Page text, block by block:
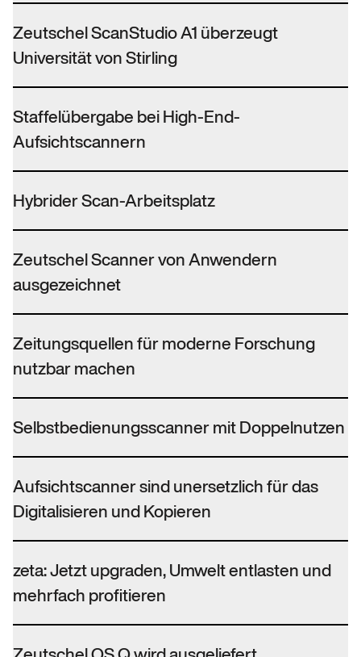
Zeutschel ScanStudio A1 überzeugt
Universität von Stirling
Staffelübergabe bei High-End-
Aufsichtscannern
Hybrider Scan-Arbeitsplatz
Zeutschel Scanner von Anwendern
ausgezeichnet
Zeitungsquellen für moderne Forschung
nutzbar machen
Selbstbedienungsscanner mit Doppelnutzen
Aufsichtscanner sind unersetzlich für das
Digitalisieren und Kopieren
zeta: Jetzt upgraden, Umwelt entlasten und
mehrfach profitieren